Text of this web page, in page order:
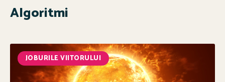
Algoritmi
JOBURILE VIITORULUI